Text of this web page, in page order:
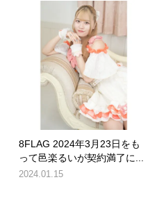
8FLAG 2024年3月23日をも
って邑楽るいが契約満了に...
2024.01.15